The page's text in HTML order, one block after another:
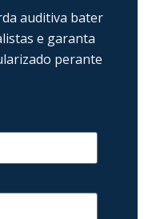
auditiva bater
e garanta
perante